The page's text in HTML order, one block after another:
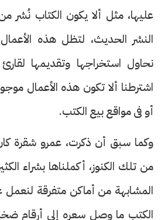
عليها، مثل ألا يكون الكتاب نُشر
النشر الحديث، لتظل هذه الأعمال
نحاول استخراجها وتقديمها
اشترطنا ألا تكون هذه الأعمال
أو فى مواقع بيع الكتب.
وكما سبق أن ذكرت، عمرو شقرة
من تلك الكنوز، أكملناها بشراء
المشابهة من أماكن متفرقة
الكتب ما وصل سعره إلى أرقام